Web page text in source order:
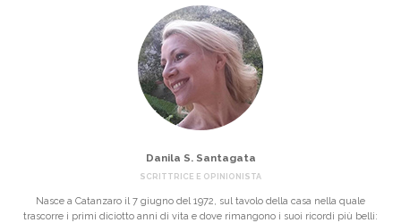
Danila S. Santagata
SCRITTRICE E OPINIONISTA
Nasce a Catanzaro il 7 giugno del 1972, sul tavolo della casa nella quale
trascorre i primi diciotto anni di vita e dove rimangono i suoi ricordi più belli: